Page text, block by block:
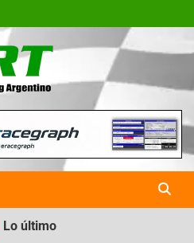
La Revista
Karting en
Lo último